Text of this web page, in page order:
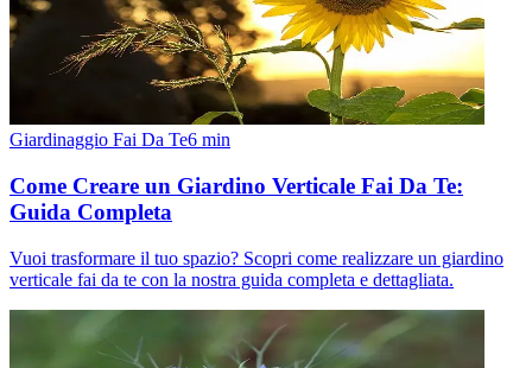
Giardinaggio Fai Da Te6 min
Come Creare un Giardino Verticale Fai Da Te:
Guida Completa
Vuoi trasformare il tuo spazio? Scopri come realizzare un giardino
verticale fai da te con la nostra guida completa e dettagliata.